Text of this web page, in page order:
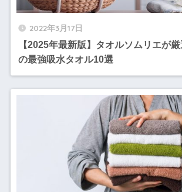
2022年3月17日
【2025年最新版】タオルソムリエが
の最強吸水タオル10選